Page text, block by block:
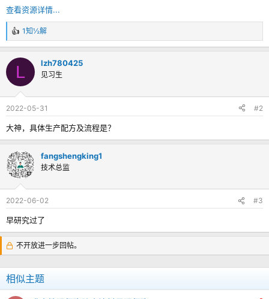
度慢、固化交联度不够,其力学性能低,而水的用量过多时,涂膜易收缩和发泡,
查看资源详情...
反
馈
：
1知½解
L lzh780425
见习生
2022-05-31 #2
大神，具体生产配方及流程是？
fangshengking1
技术总监
2022-06-02 #3
早研究过了
不开放进一步回帖。
相似主题